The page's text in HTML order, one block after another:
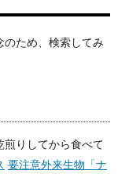
ため、検索してみ
りしてから食べて
要注意外来生物「ナ